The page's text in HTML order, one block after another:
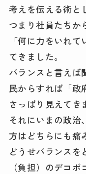
考えを伝える術と
つまり社員たちか
「何に力をいれ
てきました。
バランスと言えば
民からすれば「政
さっぱり見えてき
それにいまの政治
方はどちらにも痛
どうせバランスを
（負担）のデコ